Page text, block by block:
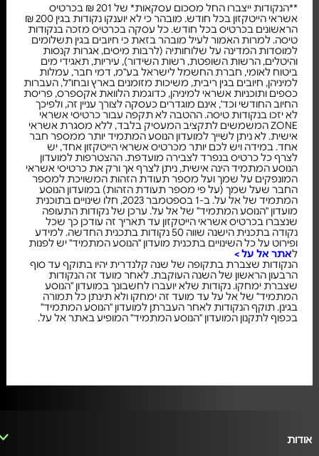
**הנקודות ייצברו החל מסכום עסקאות* של 201 ₪ בכרטיס
אשראי הייטקזון בכל חודש. מובהר כי לא יוענקו נקודות בגין 200 ₪
הראשונים בכרטיס בכל חודש. כל עסקה בכרטיס מזכה בנקודות
טיסה. למרות האמור לעיל מובהר בזאת כי חיובים בגין תשלומים
למוסדות המדינה על שלוחותיה (לרבות מיסים, אגרות קנסות
והיטלים, הרשות השופטת, רשות השידור), עיריות, תאגידי מים
ביטוח לאומי, חברת החשמל לישראל בע"מ, דמי חבר, עמלות
למיניהן, חיובים בגין ריבית, משיכות מזומנים בארץ ובחו"ל, העברות
כספים ותוכניות אשראי למיניהן, כדוגמת הלוואת אקספרס, פריסת
החיוב החודשי וכד', אינם מוגדרים כעסקה לצורך עניין זה, ולפיכך
לא יזכו בנקודות טיסה. ההטבה לא תקפה עבור כרטיסי אשראי
ZONE המשמשים לתקציב המעסיק בלבד, ללא מסגרת אשראי
אישית. לא ניתן לשייך למועדון הנוסע המתמיד יותר ממספר חבר
אחד. במידה ויש לכם יותר מכרטיס אשראי הייטקזון אחד, יש
לצרף כל כרטיס בנפרד לצבירה מועדפת. ההצטרפות למועדון
הנוסע המתמיד הינה אישית, ניתן לצרף אך ורק את כרטיסי אשראי
המונפקים על שמך ועל מספר תעודת הזהות המשויכת למספר
החבר שעל שמך (על פי מספר תעודת הזהות) במועדון הנוסע
המתמיד של אל על. ב-1 בספטמבר 2023, חלו שינויים בתוכנית
מועדון "הנוסע המתמיד" של אל על. ערכן של נקודות התעופה
שנצברו בכרטיס אשראי הייטקזון עד תאריך זה עודכן כך שכל
נקודה בתכנית הישנה שווה 50 נקודות בתכנית החדשה. למידע
ופירוט על כל השינויים בתכנית מועדון "הנוסע המתמיד" יש לפנות
לאתר אל על >
הנקודות שצברת בתקופה של שנה קלנדרית יהיו בתוקף עד סוף
הרבעון הראשון של השנה העוקבת. לאחר מועד זה הנקודות
שצברת ימחקו. נקודות שלא יועברו לחשבונך במועדון "הנוסע
המתמיד" של אל על עד מועד זה ימחקו ולא תינתן כל תמורה
בגינן. תוקף הנקודות לאחר העברתן למועדון "הנוסע המתמיד"
בכפוף לתקנון המועדון "הנוסע המתמיד" המופיע באתר אל על.
אודות